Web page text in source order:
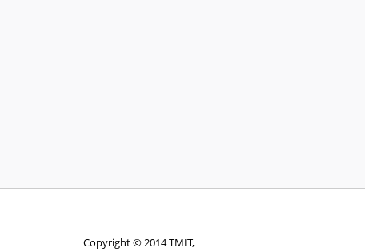
Copyright © 2014 TMIT,